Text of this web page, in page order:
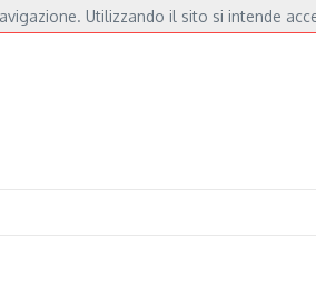
e Fossati Fulminacci a Pisa, una serata
Utilizzando il sito si intende